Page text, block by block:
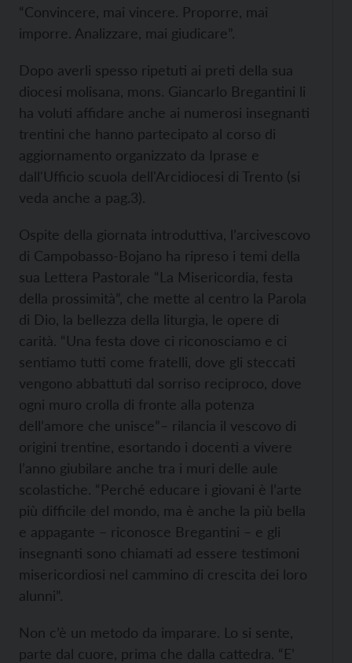
“Convincere, mai vincere. Proporre, mai
imporre. Analizzare, mai giudicare”.
Dopo averli spesso ripetuti ai preti della sua
diocesi molisana, mons. Giancarlo Bregantini li
ha voluti affidare anche ai numerosi insegnanti
trentini che hanno partecipato al corso di
aggiornamento organizzato da Iprase e
dall'Ufficio scuola dell'Arcidiocesi di Trento (si
veda anche a pag.3).
Ospite della giornata introduttiva, l’arcivescovo
di Campobasso-Bojano ha ripreso i temi della
sua Lettera Pastorale “La Misericordia, festa
della prossimità”, che mette al centro la Parola
di Dio, la bellezza della liturgia, le opere di
carità. “Una festa dove ci riconosciamo e ci
sentiamo tutti come fratelli, dove gli steccati
vengono abbattuti dal sorriso reciproco, dove
ogni muro crolla di fronte alla potenza
dell’amore che unisce”– rilancia il vescovo di
origini trentine, esortando i docenti a vivere
l’anno giubilare anche tra i muri delle aule
scolastiche. “Perché educare i giovani è l’arte
più difficile del mondo, ma è anche la più bella
e appagante – riconosce Bregantini – e gli
insegnanti sono chiamati ad essere testimoni
misericordiosi nel cammino di crescita dei loro
alunni”.
Non c’è un metodo da imparare. Lo si sente,
parte dal cuore, prima che dalla cattedra. “E’